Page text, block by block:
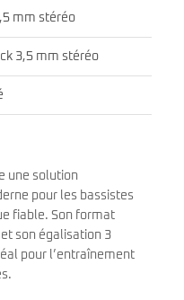
mm stéréo
3,5 mm stéréo
une solution
pour les bassistes
fiable. Son format
son égalisation 3
pour l’entraînement